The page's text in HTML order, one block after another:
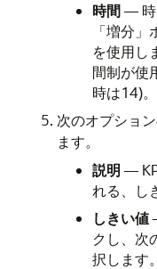
時間— 時
「増分
を使用し
間制が使
時は14)。
次のオプショ
ます。
説明 —
れる、し
しきい値
クし、次
択します